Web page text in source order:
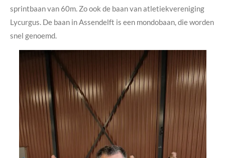
sprintbaan van 60m. Zo ook de baan van atletiekvereniging
Lycurgus. De baan in Assendelft is een mondobaan, die worden
snel genoemd.